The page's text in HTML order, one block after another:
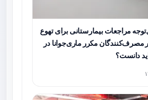
مراجعات بیمارستانی برای تهوع
مصرف‌کنندگان مکرر ماری‌جوانا در
دانست؟